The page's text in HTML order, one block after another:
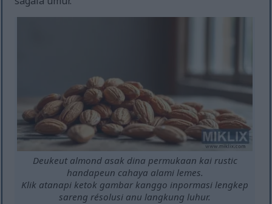
Deukeut almond asak dina permukaan kai rustic
handapeun cahaya alami lemes.
Klik atanapi ketok gambar kanggo inpormasi lengkep
sareng résolusi anu langkung luhur.